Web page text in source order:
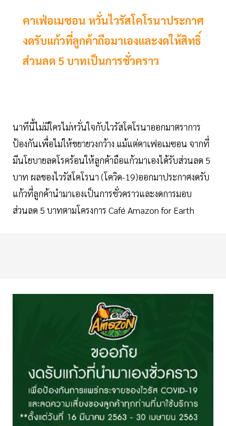
คาเฟ่อเมซอน หวั่นไวรัสโคโรนาประกาศ
งดรับแก้วที่ลูกค้าถือมาเองและงดให้สิทธิ์
ส่วนลด 5 บาทเป็นการชั่วคราว
นาทีนี้ไม่มีใครไม่หวั่นใจกับไวรัสโคโรนาออกมาตราการ
ป้องกันเพื่อไม่ให้ขยายวงกว้าง แม้แต่คาเฟอเมซอน จากที่
มีนโยบายลดโรคร้อนให้ลูกค้าถือแก้วมาเองได้รับส่วนลด 5
บาท ผลของไวรัสโคโรนา (โควิด-19)ออกมาประกาศงดรับ
แก้วที่ลูกค้านำมาเองเป็นการชั่วคราวและงดการมอบ
ส่วนลด 5 บาทตามโครงการ Café Amazon for Earth